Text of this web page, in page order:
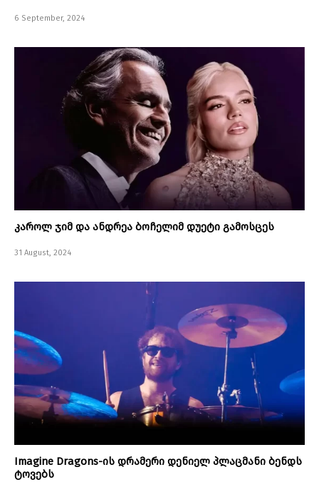
6 September, 2024
კაროლ ჯიმ და ანდრეა ბოჩელიმ დუეტი გამოსცეს
31 August, 2024
Imagine Dragons-ის დრამერი დენიელ პლაცმანი ბენდს
ტოვებს